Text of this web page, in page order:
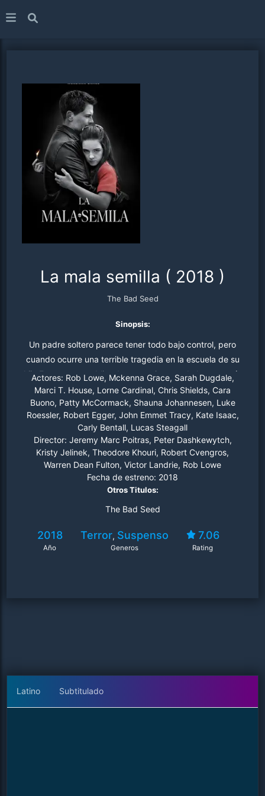
La mala semilla ( 2018 )
The Bad Seed
Sinopsis:
Un padre soltero parece tener todo bajo control, pero
cuando ocurre una terrible tragedia en la escuela de su
hija Emma, se ve obligado a cuestionar todo lo que creía
saber sobre ella. Poco a poco comienza a cuestionarse si
el comportamiento ejemplar de Emma es solo una
fachada y si realmente ha jugado algún papel en un
horrible incidente que ha tenido lugar recientemente.
Cuando comienzan a suceder cosas extrañas, se
enfrenta a guardar un terrible secreto para protegerla,
pero al final se ve obligado a hacer todo lo posible para
que Emma no vuelva a atacar.
Actores: Rob Lowe, Mckenna Grace, Sarah Dugdale,
Marci T. House, Lorne Cardinal, Chris Shields, Cara
Buono, Patty McCormack, Shauna Johannesen, Luke
Roessler, Robert Egger, John Emmet Tracy, Kate Isaac,
Carly Bentall, Lucas Steagall
Director: Jeremy Marc Poitras, Peter Dashkewytch,
Kristy Jelinek, Theodore Khouri, Robert Cvengros,
Warren Dean Fulton, Victor Landrie, Rob Lowe
Fecha de estreno: 2018
Otros Titulos:
The Bad Seed
2018
Año
Terror, Suspenso
Generos
7.06
Rating
Latino Subtitulado